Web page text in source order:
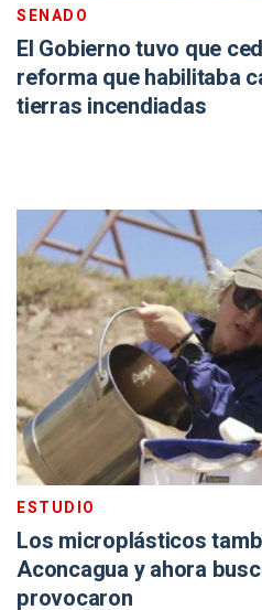
SENADO
El Gobierno tuvo que
reforma que habilitaba
tierras incendiadas
ESTUDIO
Los microplásticos
Aconcagua y ahora
provocaron